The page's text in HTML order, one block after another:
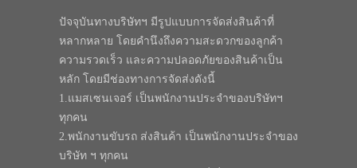
ปัจจุบันทางบริษัทฯ มีรูปแบบการจัดส่งสินค้าที่
หลากหลาย โดยคำนึงถึงความสะดวกของลูกค้า
ความรวดเร็ว และความปลอดภัยของสินค้าเป็น
หลัก โดยมีช่องทางการจัดส่งดังนี้
1.แมสเซนเจอร์ เป็นพนักงานประจำของบริษัทฯ
ทุกคน
2.พนักงานขับรถ ส่งสินค้า เป็นพนักงานประจำของ
บริษัท ฯ ทุกคน